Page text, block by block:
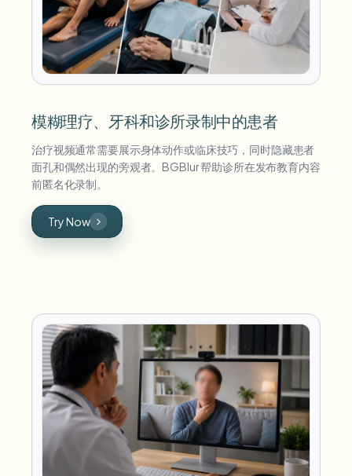
模糊理疗、牙科和诊所录制中的患者
治疗视频通常需要展示身体动作或临床技巧，同时隐藏患者
面孔和偶然出现的旁观者。BGBlur 帮助诊所在发布教育内容
前匿名化录制。
Try Now